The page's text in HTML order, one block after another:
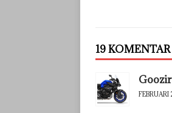
19 KOMENTAR
Goozir
FEBRUARI